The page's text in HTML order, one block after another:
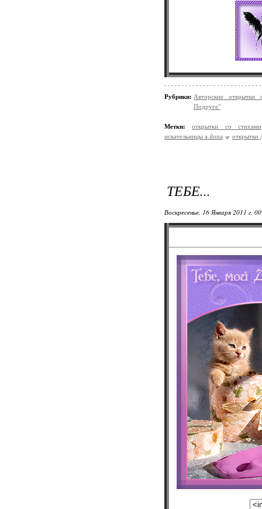
Рубрики: Авторские открытки
Подруге"
Метки:
открытки со стихами
искательницы a.ilona
открытки
ТЕБЕ...
Воскресенье, 16 Января 2011 г.